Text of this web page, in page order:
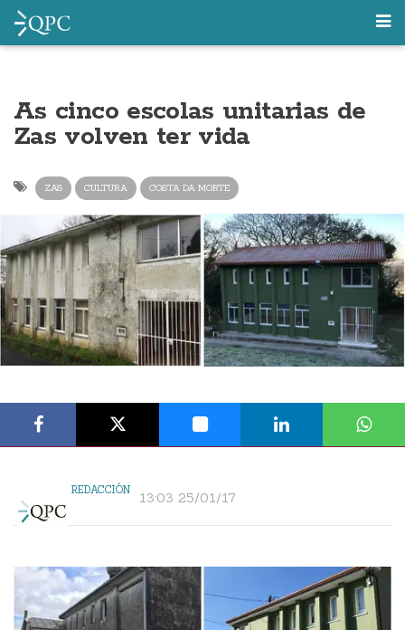
As cinco escolas unitarias de
Zas volven ter vida
ZAS CULTURA COSTA DA MORTE
REDACCIÓN 13:03 25/01/17